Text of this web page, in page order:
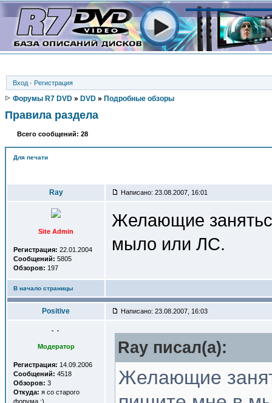
Вход · Регистрация
Форумы R7 DVD » DVD » Подробные обзоры
Правила раздела
Всего сообщений: 28
Для печати
Ray Написано: 23.08.2007, 16:01
Site Admin
Регистрация: 22.01.2004
Сообщений: 5805
Обзоров: 197
Желающие
мыло или ЛС.
В начало страницы
Positive Написано: 23.08.2007, 16:03
Модератор
Регистрация: 14.09.2006
Сообщений: 4518
Обзоров: 3
Откуда: я со старого
форума :)
Ray писал(a):
Желающие